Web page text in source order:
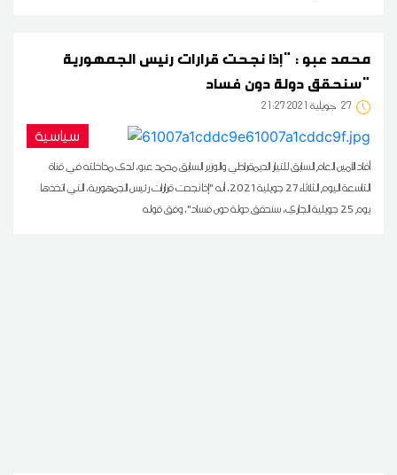
محمد عبو : "إذا نجحت قرارات رئيس الجمهورية
سنحقق دولة دون فساد"
27 21:27 2021 جويلية
سياسية
أفاد الأمين العام السابق للتيار الديمقراطي والوزير السابق محمد عبو، لدى مداخلته في قناة
التاسعة اليوم الثلاثاء 27 جويلية 2021، أنه "إذا نجحت قرارات رئيس الجمهورية، التي اتخذها
يوم 25 جويلية الجاري، سنحقق دولة دون فساد"، وفق قوله